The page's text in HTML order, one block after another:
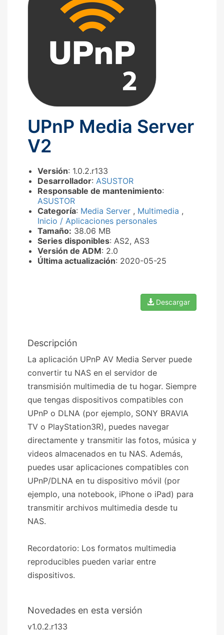
UPnP Media Server
V2
Versión: 1.0.2.r133
Desarrollador: ASUSTOR
Responsable de mantenimiento:
ASUSTOR
Categoría: Media Server , Multimedia ,
Inicio / Aplicaciones personales
Tamaño: 38.06 MB
Series disponibles: AS2, AS3
Versión de ADM: 2.0
Última actualización: 2020-05-25
Descargar
Descripción
La aplicación UPnP AV Media Server puede
convertir tu NAS en el servidor de
transmisión multimedia de tu hogar. Siempre
que tengas dispositivos compatibles con
UPnP o DLNA (por ejemplo, SONY BRAVIA
TV o PlayStation3R), puedes navegar
directamente y transmitir las fotos, música y
videos almacenados en tu NAS. Además,
puedes usar aplicaciones compatibles con
UPnP/DLNA en tu dispositivo móvil (por
ejemplo, una notebook, iPhone o iPad) para
transmitir archivos multimedia desde tu
NAS.
Recordatorio: Los formatos multimedia
reproducibles pueden variar entre
dispositivos.
Novedades en esta versión
v1.0.2.r133